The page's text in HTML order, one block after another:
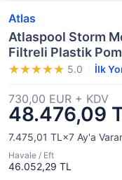
Atlas
Atlaspool Storm
Filtreli Plastik
5.0 İlk
48.476,09
730,00 EUR + KDV
7.475,01 TL×7 Ay'a
Havale / Eft
46.052,29 TL